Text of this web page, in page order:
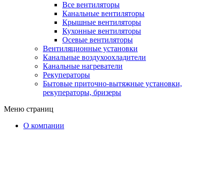
Все вентиляторы
Канальные вентиляторы
Крышные вентиляторы
Кухонные вентиляторы
Осевые вентиляторы
Вентиляционные установки
Канальные воздухоохладители
Канальные нагреватели
Рекуператоры
Бытовые приточно-вытяжные установки,
рекуператоры, бризеры
Меню страниц
О компании